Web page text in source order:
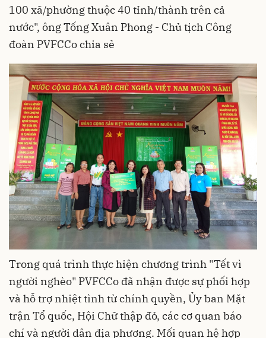
100 xã/phường thuộc 40 tỉnh/thành trên cả
nước", ông Tống Xuân Phong - Chủ tịch Công
đoàn PVFCCo chia sẻ
Trong quá trình thực hiện chương trình "Tết vì
người nghèo" PVFCCo đã nhận được sự phối hợp
và hỗ trợ nhiệt tình từ chính quyền, Ủy ban Mặt
trận Tổ quốc, Hội Chữ thập đỏ, các cơ quan báo
chí và người dân địa phương. Mối quan hệ hợp